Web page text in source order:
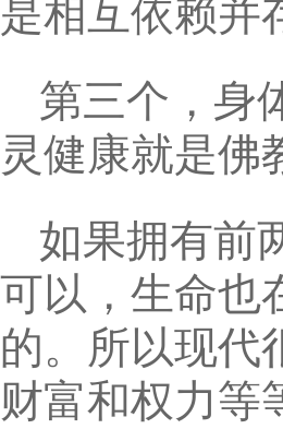
是相互依赖并
第三个，身
灵健康就是佛
如果拥有前
可以，生命也
的。所以现代
财富和权力等